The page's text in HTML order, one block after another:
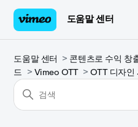
도움말 센터
도움말 센터
콘텐츠로 수익 창
드
Vimeo OTT OTT 디자인